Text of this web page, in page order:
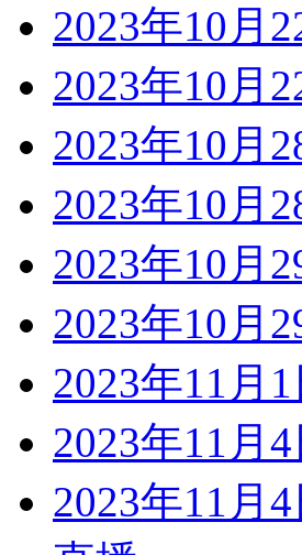
2023年10月
2023年10月
2023年10月
2023年10月
2023年10月
2023年10月
2023年11月
2023年11月
2023年11月